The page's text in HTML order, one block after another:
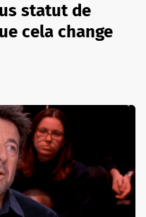
statut de
cela change